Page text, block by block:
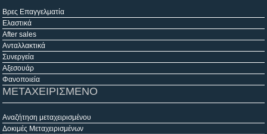
Βρες Επαγγελματία
Ελαστικά
After sales
Ανταλλακτικά
Συνεργεία
Αξεσουάρ
Φανοποιεία
ΜΕΤΑΧΕΙΡΙΣΜΕΝΟ
Αναζήτηση μεταχειρισμένου
Δοκιμές Μεταχειρισμένων